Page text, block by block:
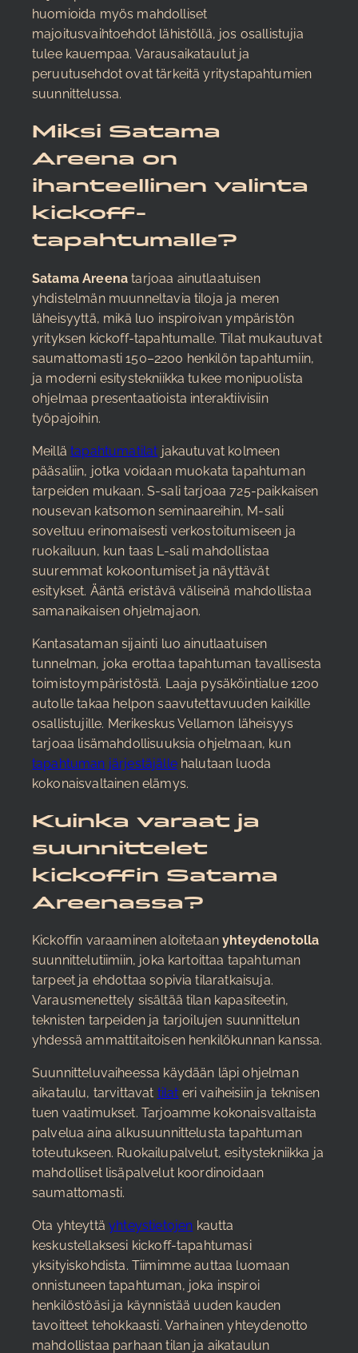
huomioida myös mahdolliset
majoitusvaihtoehdot lähistöllä, jos osallistujia
tulee kauempaa. Varausaikataulut ja
peruutusehdot ovat tärkeitä yritystapahtumien
suunnittelussa.
Miksi Satama
Areena on
ihanteellinen valinta
kickoff-
tapahtumalle?
Satama Areena tarjoaa ainutlaatuisen
yhdistelmän muunneltavia tiloja ja meren
läheisyyttä, mikä luo inspiroivan ympäristön
yrityksen kickoff-tapahtumalle. Tilat mukautuvat
saumattomasti 150–2200 henkilön tapahtumiin,
ja moderni esitystekniikka tukee monipuolista
ohjelmaa presentaatioista interaktiivisiin
työpajoihin.
Meillätapahtumatilat jakautuvat kolmeen
pääsaliin, jotka voidaan muokata tapahtuman
tarpeiden mukaan. S-sali tarjoaa 725-paikkaisen
nousevan katsomon seminaareihin, M-sali
soveltuu erinomaisesti verkostoitumiseen ja
ruokailuun, kun taas L-sali mahdollistaa
suuremmat kokoontumiset ja näyttävät
esitykset. Ääntä eristävä väliseinä mahdollistaa
samanaikaisen ohjelmajaon.
Kantasataman sijainti luo ainutlaatuisen
tunnelman, joka erottaa tapahtuman tavallisesta
toimistoympäristöstä. Laaja pysäköintialue 1200
autolle takaa helpon saavutettavuuden kaikille
osallistujille. Merikeskus Vellamon läheisyys
tarjoaa lisämahdollisuuksia ohjelmaan, kun
tapahtuman järjestäjällehalutaan luoda
kokonaisvaltainen elämys.
Kuinka varaat ja
suunnittelet
kickoffin Satama
Areenassa?
Kickoffin varaaminen aloitetaanyhteydenotolla
suunnittelutiimiin, joka kartoittaa tapahtuman
tarpeet ja ehdottaa sopivia tilaratkaisuja.
Varausmenettely sisältää tilan kapasiteetin,
teknisten tarpeiden ja tarjoilujen suunnittelun
yhdessä ammattitaitoisen henkilökunnan kanssa.
Suunnitteluvaiheessa käydään läpi ohjelman
aikataulu, tarvittavat tilat eri vaiheisiin ja teknisen
tuen vaatimukset. Tarjoamme kokonaisvaltaista
palvelua aina alkusuunnittelusta tapahtuman
toteutukseen. Ruokailupalvelut, esitystekniikka ja
mahdolliset lisäpalvelut koordinoidaan
saumattomasti.
Ota yhteyttäyhteystietojen kautta
keskustellaksesi kickoff-tapahtumasi
yksityiskohdista. Tiimimme auttaa luomaan
onnistuneen tapahtuman, joka inspiroi
henkilöstöäsi ja käynnistää uuden kauden
tavoitteet tehokkaasti. Varhainen yhteydenotto
mahdollistaa parhaan tilan ja aikataulun